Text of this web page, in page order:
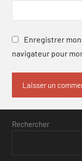
Enregistrer
navigateur pour
Rechercher